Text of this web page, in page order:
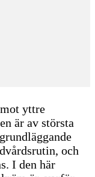
yttre
är av största
och
I den här